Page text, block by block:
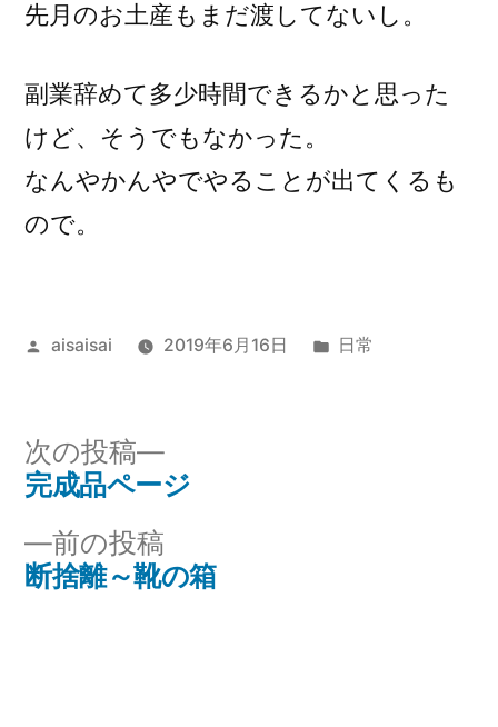
先月のお土産もまだ渡してないし。
副業辞めて多少時間できるかと思った
けど、そうでもなかった。
なんやかんやでやることが出てくるも
ので。
投
aisaisai 2019年6月16日
カ
日常
投
稿
ナ
前の投稿
の
断捨離～靴の箱
次の投稿
次
の
完成品ページ